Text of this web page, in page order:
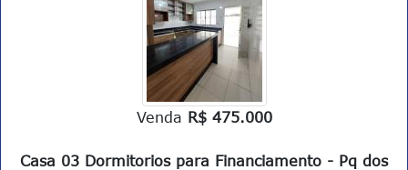
Venda R$ 475.000
Casa 03 Dormitorios para Financiamento - Pq dos